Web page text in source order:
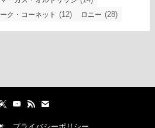
ク・コーネット (12) ロニー (28)